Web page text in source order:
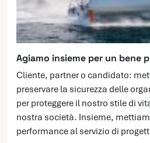
Agiamo insieme per un bene
Cliente, partner o candidato:
preservare la sicurezza delle
per proteggere il nostro stile di
nostra società. Insieme,
performance al servizio di